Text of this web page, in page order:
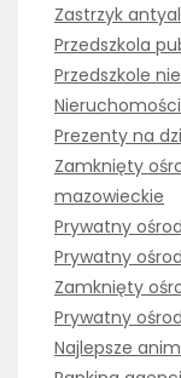
Zastrzyk
Przedszkola
Przedszkole
Prezenty na
Zamknięty
mazowieckie
Prywatny
Prywatny
Zamknięty
Prywatny
Najlepsze